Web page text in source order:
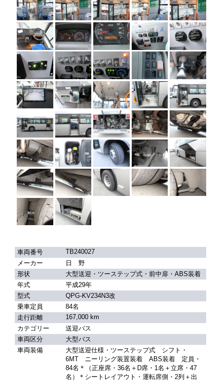
車両番号
TB240027
メーカー
日 野
形状
大型送迎・ツーステップ式・前中扉・ABS装着
年式
平成29年
型式
QPG-KV234N3改
乗車定員
84名
走行距離
167,000 km
カテゴリー
送迎バス
車両区分
大型バス
車両装備
大型送迎仕様・ツーステップ式 シフト・
6MT ニーリング装置装着 ABS装着 定員・
84名＊（正座席・36名＋D席・1名＋立席・47
名）＊シートレイアウト・運転席側・2列＋出